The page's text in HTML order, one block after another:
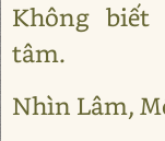
Không biết
tâm.
Nhìn Lâm,